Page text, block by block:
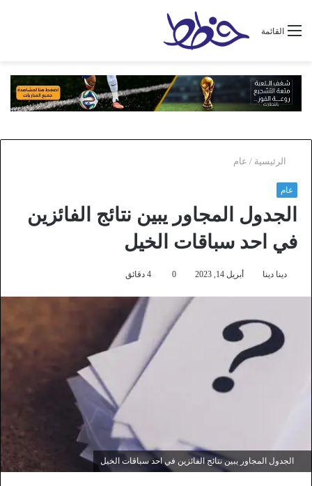
القائمة
الرئيسية / عام
عام
الجدول المجاور يبين نتائج الفائزين
في احد سباقات الخيل
دينا دينا أبريل 14, 2023 0
الجدول المجاور يبين نتائج الفائزين في احد سباقات الخيل